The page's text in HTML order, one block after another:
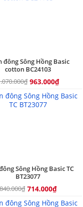
đông Sông Hồng Basic
cotton BC24103
963.000₫
Sông Hồng Basic TC
BT23077
714.000₫